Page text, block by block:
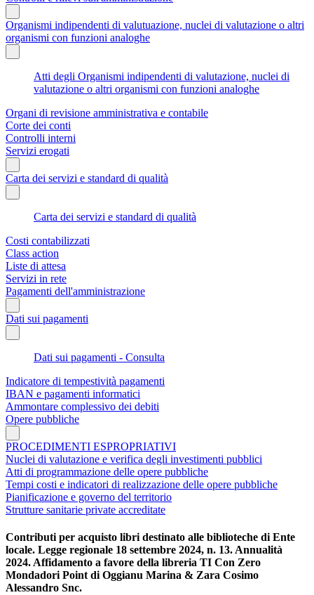
Organismi indipendenti di valutuazione, nuclei di valutazione o altri
organismi con funzioni analoghe
Atti degli Organismi indipendenti di valutazione, nuclei di
valutazione o altri organismi con funzioni analoghe
Organi di revisione amministrativa e contabile
Corte dei conti
Controlli interni
Servizi erogati
Carta dei servizi e standard di qualità
Carta dei servizi e standard di qualità
Costi contabilizzati
Class action
Liste di attesa
Servizi in rete
Pagamenti dell'amministrazione
Dati sui pagamenti
Dati sui pagamenti - Consulta
Indicatore di tempestività pagamenti
IBAN e pagamenti informatici
Ammontare complessivo dei debiti
Opere pubbliche
PROCEDIMENTI ESPROPRIATIVI
Nuclei di valutazione e verifica degli investimenti pubblici
Atti di programmazione delle opere pubbliche
Tempi costi e indicatori di realizzazione delle opere pubbliche
Pianificazione e governo del territorio
Strutture sanitarie private accreditate
Contributi per acquisto libri destinato alle biblioteche di Ente
locale. Legge regionale 18 settembre 2024, n. 13. Annualità
2024. Affidamento a favore della libreria TI Con Zero
Mondadori Point di Oggianu Marina & Zara Cosimo
Alessandro Snc.